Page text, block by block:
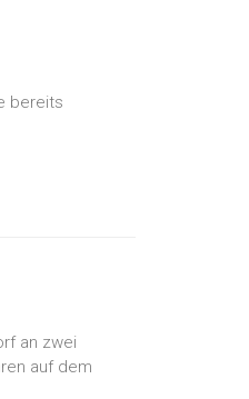
bereits
an zwei
auf dem